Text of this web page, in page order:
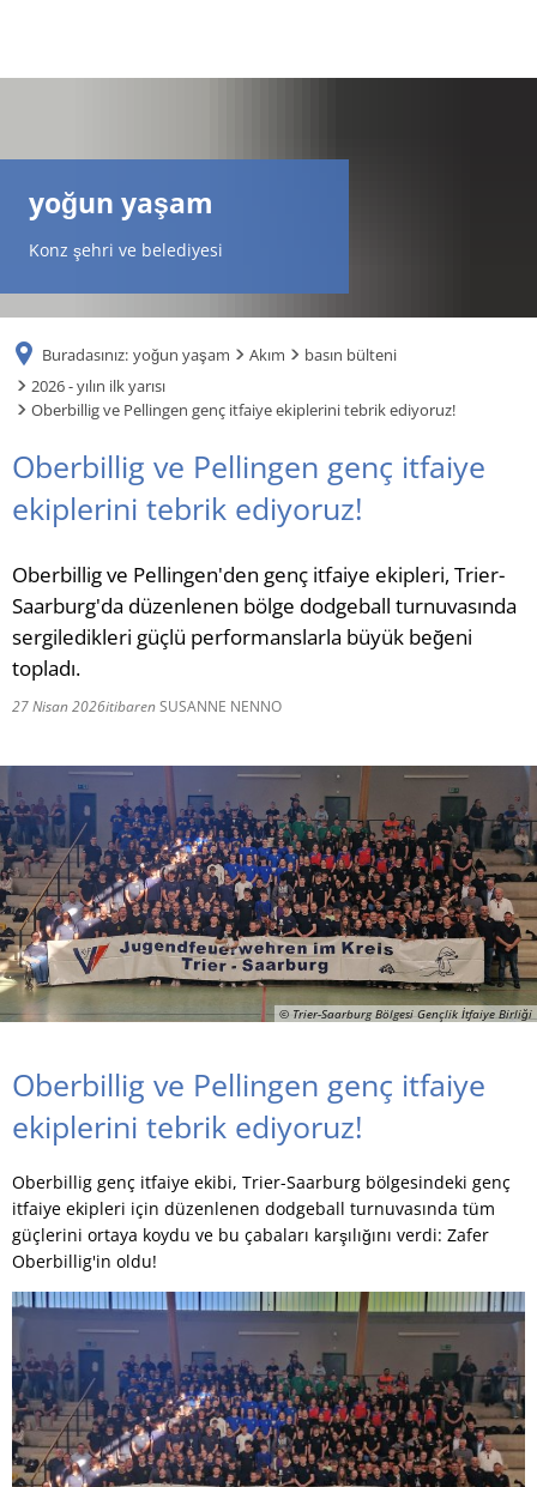
RU
yoğun yaşam
Konz şehri ve belediyesi
Buradasınız: yoğun yaşam Akım
basın bülteni
2026 - yılın ilk yarısı
Oberbillig ve Pellingen genç itfaiye ekiplerini tebrik ediyoruz!
Oberbillig ve Pellingen genç itfaiye
ekiplerini tebrik ediyoruz!
Oberbillig ve Pellingen'den genç itfaiye ekipleri, Trier-
Saarburg'da düzenlenen bölge dodgeball turnuvasında
sergiledikleri güçlü performanslarla büyük beğeni
topladı.
27 Nisan 2026itibarenSUSANNE NENNO
© Trier-Saarburg Bölgesi Gençlik İtfaiye Birliği
Oberbillig ve Pellingen genç itfaiye
ekiplerini tebrik ediyoruz!
Oberbillig genç itfaiye ekibi, Trier-Saarburg bölgesindeki genç
itfaiye ekipleri için düzenlenen dodgeball turnuvasında tüm
güçlerini ortaya koydu ve bu çabaları karşılığını verdi: Zafer
Oberbillig'in oldu!